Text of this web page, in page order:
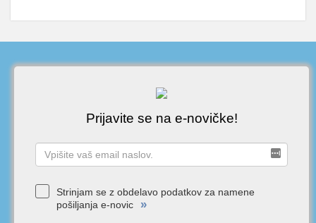
Prijavite se na e-novičke!
Strinjam se z obdelavo podatkov za namene
pošiljanja e-novic
»